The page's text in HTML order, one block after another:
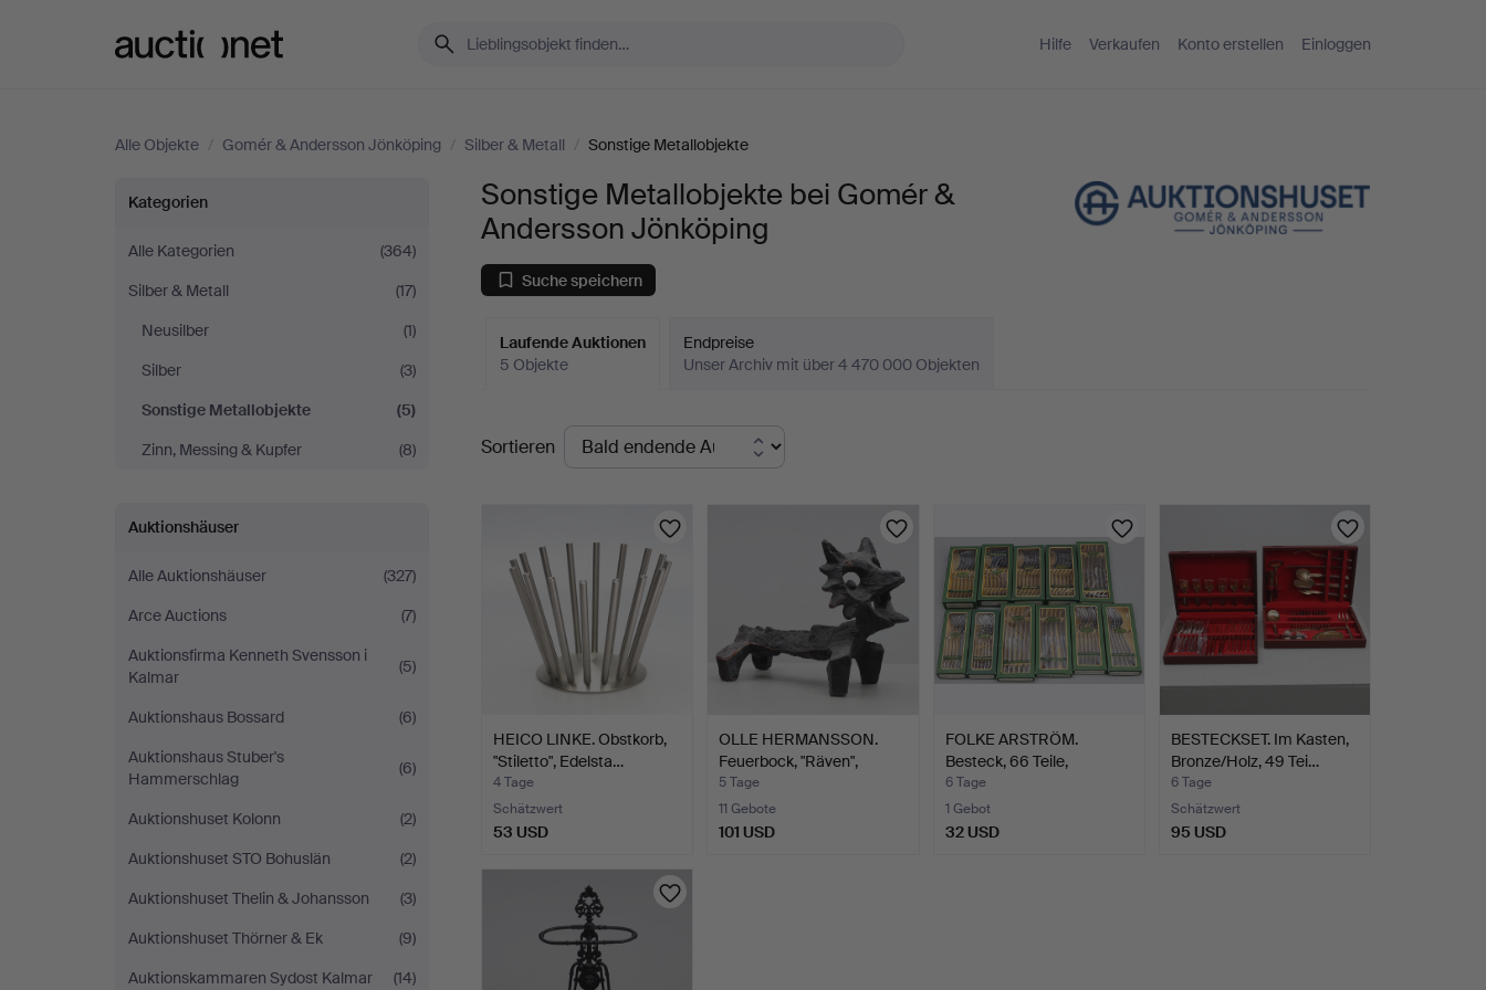
Hilfe Verkaufen Konto erstellen Einloggen
Alle Objekte / Gomér & Andersson Jönköping / Silber & Metall / Sonstige Metallobjekte
Sonstige
Metallobjekte
bei
Gomér
Andersson
Jönköping
Kategorien
Alle Kategorien
(364)
Silber & Metall
(17)
Neusilber
(1)
Silber
(3)
Sonstige Metallobjekte
(5)
Zinn, Messing & Kupfer
(8)
Auktionshäuser
Alle Auktionshäuser
(327)
Arce Auctions
(7)
Auktionsfirma Kenneth Svensson i
Kalmar
(5)
Auktionshaus Bossard
(6)
Auktionshaus Stuber's
Hammerschlag
(6)
Auktionshuset Kolonn
(2)
Auktionshuset STO Bohuslän
(2)
Auktionshuset Thelin & Johansson
(3)
Auktionshuset Thörner & Ek
(9)
Auktionskammaren Sydost Kalmar
(14)
Sonstige Metallobjekte bei Gomér &
Andersson Jönköping
Suche speichern
Laufende Auktionen
5 Objekte
Endpreise
Unser Archiv mit über 4 470 000 Objekten
Laufende
Auktionen
Sortieren
HEICO LINKE. Obstkorb,
"Stiletto", Edelsta…
4 Tage
Schätzwert
53 USD
OLLE HERMANSSON.
Feuerbock, "Räven",
Gusse…
5 Tage
11 Gebote
101 USD
FOLKE ARSTRÖM.
Besteck, 66 Teile,
"Facette…
6 Tage
1 Gebot
32 USD
BESTECKSET. Im Kasten,
Bronze/Holz, 49 Tei…
6 Tage
Schätzwert
95 USD